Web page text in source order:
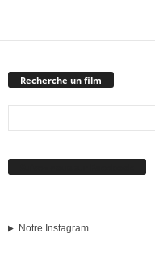
Recherche un film
Notre Instagram